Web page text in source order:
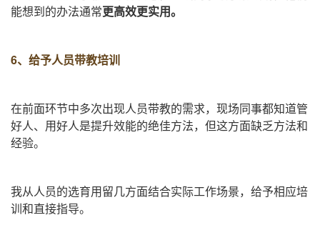
能想到的办法通常更高效更实用。
6、给予人员带教培训
在前面环节中多次出现人员带教的需求，现场同事都知道管
好人、用好人是提升效能的绝佳方法，但这方面缺乏方法和
经验。
我从人员的选育用留几方面结合实际工作场景，给予相应培
训和直接指导。